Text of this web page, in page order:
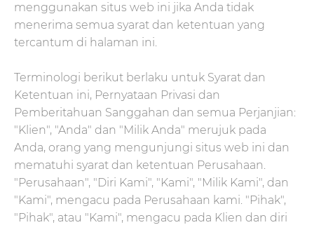
menggunakan situs web ini jika Anda tidak
menerima semua syarat dan ketentuan yang
tercantum di halaman ini.
Terminologi berikut berlaku untuk Syarat dan
Ketentuan ini, Pernyataan Privasi dan
Pemberitahuan Sanggahan dan semua Perjanjian:
"Klien", "Anda" dan "Milik Anda" merujuk pada
Anda, orang yang mengunjungi situs web ini dan
mematuhi syarat dan ketentuan Perusahaan.
"Perusahaan", "Diri Kami", "Kami", "Milik Kami", dan
"Kami", mengacu pada Perusahaan kami. "Pihak",
"Pihak", atau "Kami", mengacu pada Klien dan diri